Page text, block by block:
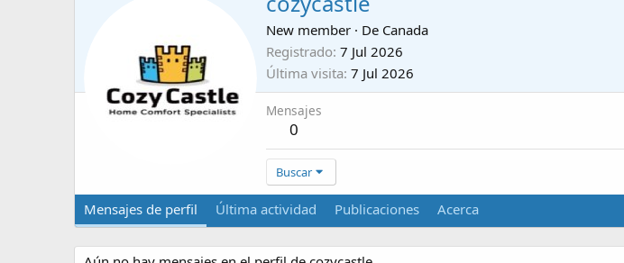
New member · De Canada
Registrado 7 Jul 2026
Última visita 7 Jul 2026
Mensajes
0
Buscar
Mensajes de perfil Última actividad Publicaciones Acerca